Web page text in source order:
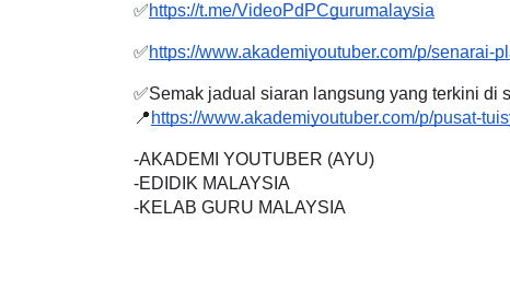
✅https://t.me/VideoPdPCgurumalaysia
✅https://www.akademiyoutuber.com/p/senarai-
✅Semak jadual siaran langsung yang terkini di
📍 https://www.akademiyoutuber.com/p/pusat-
-AKADEMI YOUTUBER (AYU)
-EDIDIK MALAYSIA
-KELAB GURU MALAYSIA